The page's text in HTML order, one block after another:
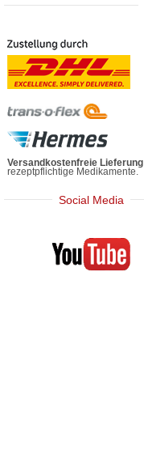
Versandkostenfreie Lieferung
rezeptpflichtige Medikamente.
Social Media
Mediherz